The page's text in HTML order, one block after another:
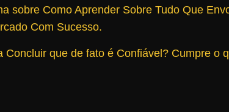
sobre Como Aprender Sobre Tudo Que
Com Sucesso.
Concluir que de fato é Confiável? Cumpre o